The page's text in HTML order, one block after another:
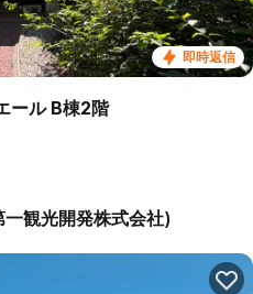
即時返信
ール B棟2階
観光開発株式会社)